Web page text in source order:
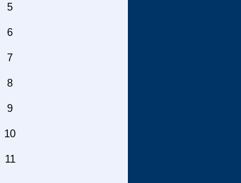
5
6
7
8
9
10
11